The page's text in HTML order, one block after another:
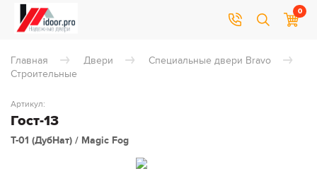
0
Главная Двери
Специальные двери Bravo
Строительные
Гост-13
Артикул:
Т-01 (ДубНат) / Magic Fog